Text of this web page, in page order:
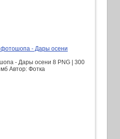
фотошопа - Дары осени
- Дары осени 8 PNG | 300
Автор: Фотка